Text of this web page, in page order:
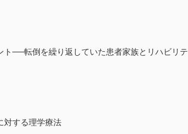
──転倒を繰り返していた患者家族とリハビリ
対する理学療法